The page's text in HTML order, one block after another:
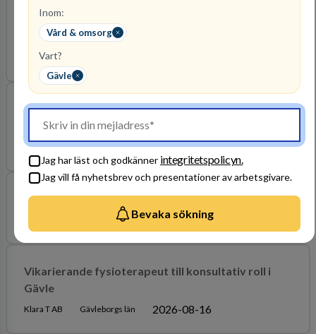
Inom:
Vård & omsorg
Vart?
Gävle
Jag har läst och godkänner integritetspolicyn.
Jag vill få nyhetsbrev och presentationer av arbetsgivare.
Bevaka sökning
Sjuksköterska till kirurgisk akutvårdsavdelning,
KAVA
REGION GÄVLEBORG
Medicinsk sekreterare till öron- näs-
halsmottagningen
REGION GÄVLEBORG Gävleborgs län 2026-08-23
Socialsekreterare till Mottagningsenheten
Gävleborgs län 2026-08-23
Vikarierande fysioterapeut till konsultativ roll i
Gävle
Klara T AB Gävleborgs län 2026-08-16